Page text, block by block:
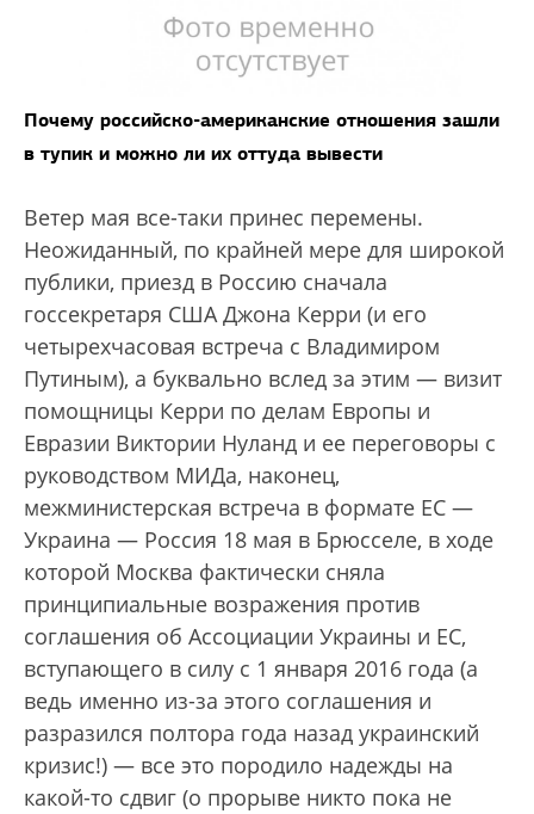
Почему российско-американские отношения зашли
в тупик и можно ли их оттуда вывести
Ветер мая все-таки принес перемены.
Неожиданный, по крайней мере для широкой
публики, приезд в Россию сначала
госсекретаря США Джона Керри (и его
четырехчасовая встреча с Владимиром
Путиным), а буквально вслед за этим — визит
помощницы Керри по делам Европы и
Евразии Виктории Нуланд и ее переговоры с
руководством МИДа, наконец,
межминистерская встреча в формате ЕС —
Украина — Россия 18 мая в Брюсселе, в ходе
которой Москва фактически сняла
принципиальные возражения против
соглашения об Ассоциации Украины и ЕC,
вступающего в силу с 1 января 2016 года (а
ведь именно из-за этого соглашения и
разразился полтора года назад украинский
кризис!) — все это породило надежды на
какой-то сдвиг (о прорыве никто пока не